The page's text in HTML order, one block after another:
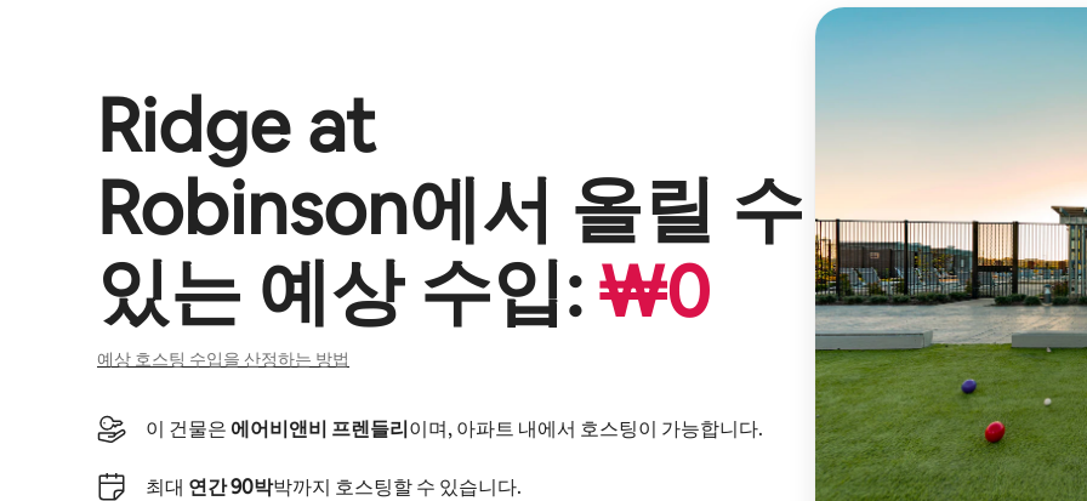
Ridge at
Robinson에서 올릴 수
있는 예상 수입:₩0
예상 호스팅 수입을 산정하는 방법
이 건물은 에어비앤비 프렌들리이며, 아파트 내에서 호스팅이 가능합니다.
최대 연간 90박박까지 호스팅할 수 있습니다.